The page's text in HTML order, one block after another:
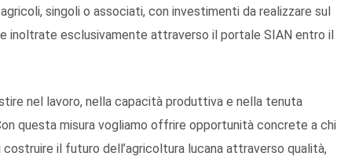
singoli o associati, con investimenti da realizzare sul
inoltrate esclusivamente attraverso il portale SIAN entro il
nel lavoro, nella capacità produttiva e nella tenuta
questa misura vogliamo offrire opportunità concrete a chi
il futuro dell’agricoltura lucana attraverso qualità,